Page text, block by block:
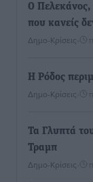
Ο Πελεκάνος,
που κανείς
Δημο-Κρίσεις
Η Ρόδος
Δημο-Κρίσεις
Τα Γλυπτά
Τραμπ
Δημο-Κρίσεις